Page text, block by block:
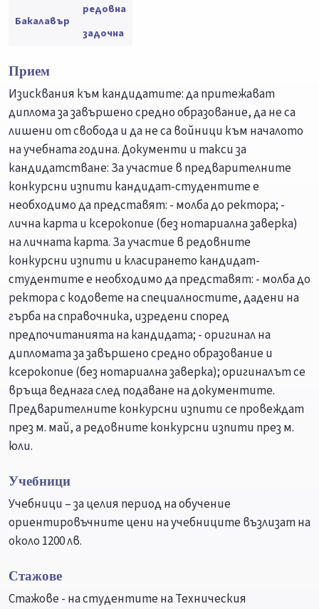
Бакалавър
редовна
задочна
Прием
Изисквания към кандидатите: да притежават
диплома за завършено средно образование, да не са
лишени от свобода и да не са войници към началото
на учебната година. Документи и такси за
кандидатстване: За участие в предварителните
конкурсни изпити кандидат-студентите е
необходимо да представят: - молба до ректора; -
лична карта и ксерокопие (без нотариална заверка)
на личната карта. За участие в редовните
конкурсни изпити и класирането кандидат-
студентите е необходимо да представят: - молба до
ректора с кодовете на специалностите, дадени на
гърба на справочника, изредени според
предпочитанията на кандидата; - оригинал на
дипломата за завършено средно образование и
ксерокопие (без нотариална заверка); оригиналът се
връща веднага след подаване на документите.
Предварителните конкурсни изпити се провеждат
през м. май, а редовните конкурсни изпити през м.
юли.
Учебници
Учебници – за целия период на обучение
ориентировъчните цени на учебниците възлизат на
около 1200 лв.
Стажове
Стажове - на студентите на Техническия